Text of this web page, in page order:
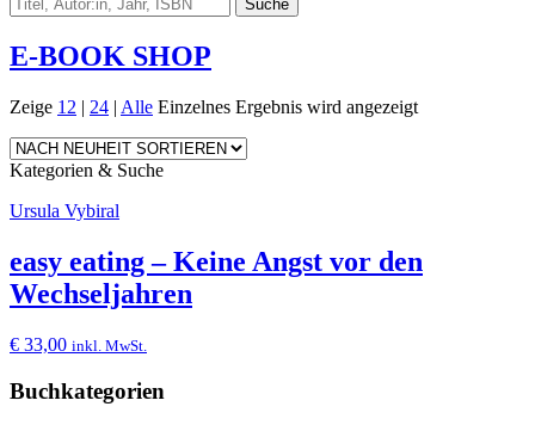
E-BOOK SHOP
Zeige 12 | 24 | Alle Einzelnes Ergebnis wird angezeigt
Kategorien & Suche
Ursula Vybiral
easy eating – Keine Angst vor den
Wechseljahren
€ 33,00 inkl. MwSt.
Buchkategorien